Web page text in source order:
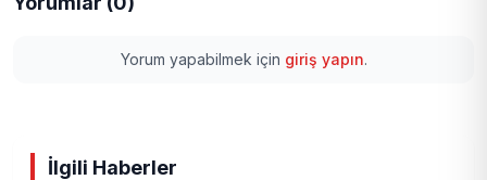
Yorum yapabilmek için giriş yapın.
İlgili Haberler